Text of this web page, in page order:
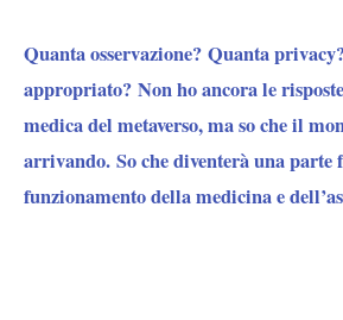
Quanta osservazione? Quanta
appropriato? Non ho ancora le
medica del metaverso, ma so che il
arrivando. So che diventerà una parte
funzionamento della medicina e